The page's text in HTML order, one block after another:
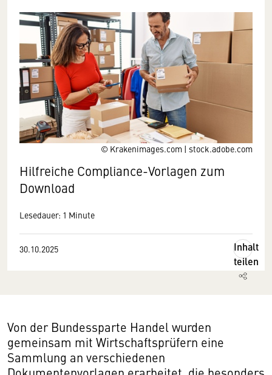
© Krakenimages.com | stock.adobe.com
Hilfreiche Compliance-Vorlagen zum
Download
Lesedauer: 1 Minute
30.10.2025
Inhalt
teilen
Von der Bundessparte Handel wurden
gemeinsam mit Wirtschaftsprüfern eine
Sammlung an verschiedenen